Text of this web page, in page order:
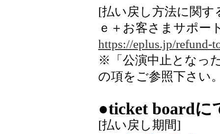
[払い戻し方法に関す
ｅ＋お客さまサポー
https://eplus.jp/refund-
※「公演中止となっ
の項をご参照下さい
●ticket boardに
[払い戻し期間]